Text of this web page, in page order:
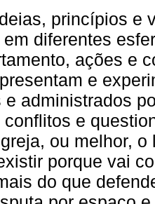
princípios e
diferentes
ações e
e
e administrados
conflitos e
ou melhor,
porque vai
do que